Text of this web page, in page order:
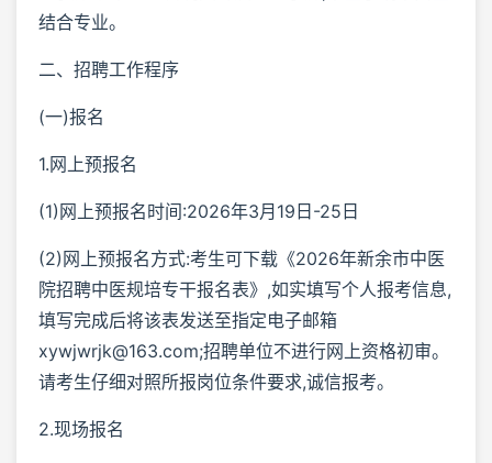
结合专业。
二、招聘工作程序
(一)报名
1.网上预报名
(1)网上预报名时间:2026年3月19日-25日
(2)网上预报名方式:考生可下载《2026年新余市中医
院招聘中医规培专干报名表》,如实填写个人报考信息,
填写完成后将该表发送至指定电子邮箱
xywjwrjk@163.com;招聘单位不进行网上资格初审。
请考生仔细对照所报岗位条件要求,诚信报考。
2.现场报名